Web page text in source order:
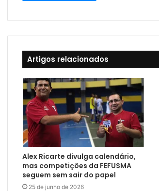
Artigos relacionados
Alex Ricarte divulga calendário,
mas competições da FEFUSMA
seguem sem sair do papel
25 de junho de 2026